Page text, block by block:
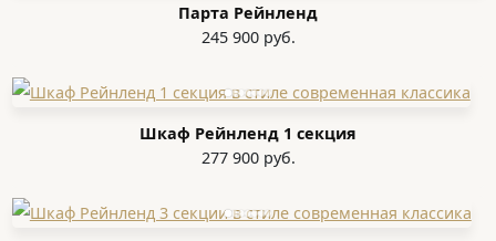
Парта Рейнленд
245 900 руб.
Шкаф Рейнленд 1 секция
277 900 руб.